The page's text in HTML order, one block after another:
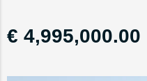
€ 4,995,000.00